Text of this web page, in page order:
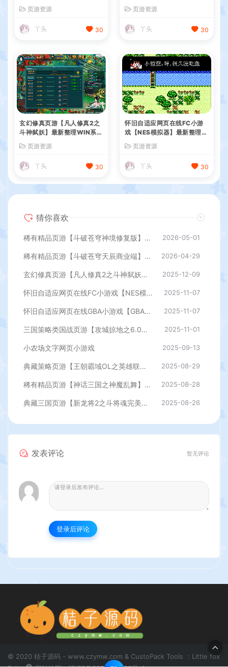
玩镜像端+Linux手工服务端
+管理后台+详细搭建教程
页游资源
丫头 30
玩镜像端+Linux手工服务端
+管理后台+详细搭建教程
页游资源
丫头 30
玄幻修真页游【凡人修真2之
斗神弑妖】最新整理WIN系服
务端+GM工具+详细搭建教程
+外网教程
页游资源
丫头 30
怀旧自适应网页在线FC小游
戏【NES模拟器】最新整理W
IN系服务端+Linux手工服务
端+管理后台+支持手柄+存档
页游资源
丫头 30
猜你喜欢
稀有精品页游【斗破苍穹神境修复版】最新整理单机一键即玩镜像端+Linux手工服务端+管理后台+详细搭建教程 2026-05-01
稀有精品页游【斗破苍穹天辰商业端】最新整理单机一键即玩镜像端+Linux手工服务端+管理后台+详细搭建教程 2026-04-29
玄幻修真页游【凡人修真2之斗神弑妖】最新整理WIN系服务端+GM工具+详细搭建教程+外网教程 2025-12-09
怀旧自适应网页在线FC小游戏【NES模拟器】最新整理WIN系服务端+Linux手工服务端+管理后台+支持手柄+存档 2025-11-07
怀旧自适应网页在线GBA小游戏【GBA模拟器】最新整理WIN系服务端+Linux手工服务端+管理后台+支持手柄+存档 2025-11-07
三国策略类国战页游【攻城掠地之6.0东吴大帝版】最新整理WIN系服务端+管理后台+详细外网教程 2025-11-01
小农场文字网页小游戏 2025-09-13
典藏策略页游【王朝霸域OL之英雄联盟】最新整理单机一键即玩镜像端+Linux手工服务端+充值后台+详细外网搭建教程 2025-08-29
稀有精品页游【神话三国之神魔乱舞】最新整理Win一键服务端+货币充值教程+假人播报+详细外网搭建教程 2025-08-28
典藏三国页游【新龙将2之斗将魂完美双绝四圣版】最新整理Win一键服务端+开区教程+加武将教程+充值教程+详细外网搭建教程 2025-08-26
发表评论 暂无评论
登录后评论
© 2020 桔子源码 - www.czymw.com & CustoPack Tools ：Little fox